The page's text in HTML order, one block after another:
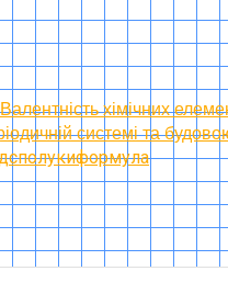
хімічних
системі та
сполукиформула